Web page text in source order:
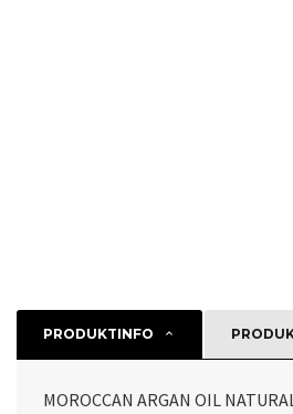
PRODUKTINFO
MOROCCAN ARGAN OIL